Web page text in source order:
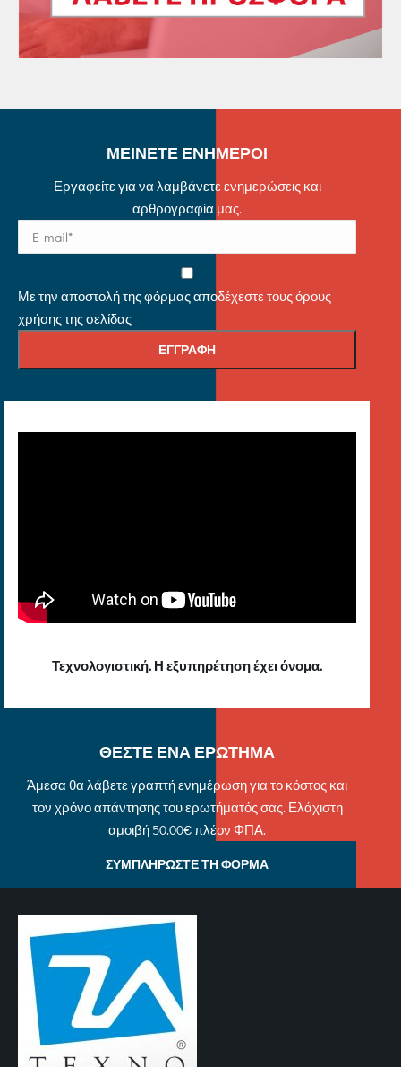
ΜΕΙΝΕΤΕ ΕΝΗΜΕΡΟΙ
Εργαφείτε για να λαμβάνετε ενημερώσεις και
αρθρογραφία μας.
Με την αποστολή της φόρμας αποδέχεστε τους όρους
χρήσης της σελίδας
Τεχνολογιστική. Η εξυπηρέτηση έχει όνομα.
ΘΕΣΤΕ ΕΝΑ ΕΡΩΤΗΜΑ
Άμεσα θα λάβετε γραπτή ενημέρωση για το κόστος και
τον χρόνο απάντησης του ερωτήματός σας. Ελάχιστη
αμοιβή 50.00€ πλέον ΦΠΑ.
ΣΥΜΠΛΗΡΩΣΤΕ ΤΗ ΦΟΡΜΑ